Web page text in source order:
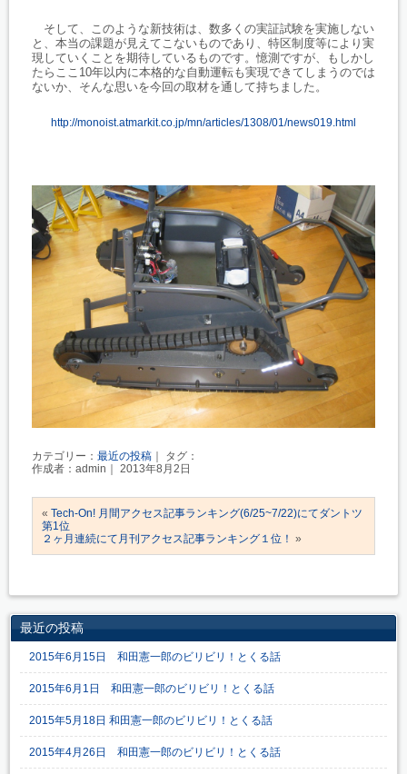
そして、このような新技術は、数多くの実証試験を実施しない
と、本当の課題が見えてこないものであり、特区制度等により実
現していくことを期待しているものです。憶測ですが、もしかし
たらここ10年以内に本格的な自動運転も実現できてしまうのでは
ないか、そんな思いを今回の取材を通して持ちました。
http://monoist.atmarkit.co.jp/mn/articles/1308/01/news019.html
カテゴリー： 最近の投稿 ｜ タグ：
作成者：admin｜ 2013年8月2日
« Tech-On! 月間アクセス記事ランキング(6/25~7/22)にてダントツ
第1位
２ヶ月連続にて月刊アクセス記事ランキング１位！ »
最近の投稿
2015年6月15日 和田憲一郎のビリビリ！とくる話
2015年6月1日 和田憲一郎のビリビリ！とくる話
2015年5月18日 和田憲一郎のビリビリ！とくる話
2015年4月26日 和田憲一郎のビリビリ！とくる話